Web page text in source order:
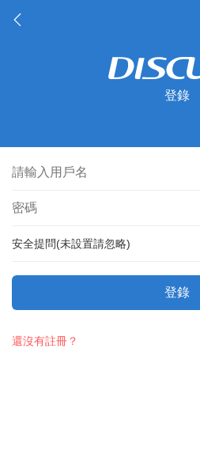
登錄
安全提問(未設置請忽略)
登錄
還沒有註冊？